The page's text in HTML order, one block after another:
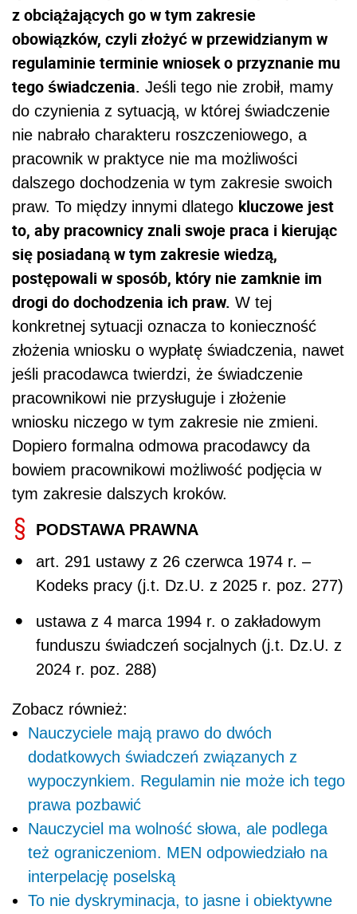
z obciążających go w tym zakresie
obowiązków, czyli złożyć w przewidzianym w
regulaminie terminie wniosek o przyznanie mu
tego świadczenia. Jeśli tego nie zrobił, mamy
do czynienia z sytuacją, w której świadczenie
nie nabrało charakteru roszczeniowego, a
pracownik w praktyce nie ma możliwości
dalszego dochodzenia w tym zakresie swoich
praw. To między innymi dlatego kluczowe jest
to, aby pracownicy znali swoje praca i kierując
się posiadaną w tym zakresie wiedzą,
postępowali w sposób, który nie zamknie im
drogi do dochodzenia ich praw. W tej
konkretnej sytuacji oznacza to konieczność
złożenia wniosku o wypłatę świadczenia, nawet
jeśli pracodawca twierdzi, że świadczenie
pracownikowi nie przysługuje i złożenie
wniosku niczego w tym zakresie nie zmieni.
Dopiero formalna odmowa pracodawcy da
bowiem pracownikowi możliwość podjęcia w
tym zakresie dalszych kroków.
PODSTAWA PRAWNA
art. 291 ustawy z 26 czerwca 1974 r. –
Kodeks pracy (j.t. Dz.U. z 2025 r. poz. 277)
ustawa z 4 marca 1994 r. o zakładowym
funduszu świadczeń socjalnych (j.t. Dz.U. z
2024 r. poz. 288)
Zobacz również:
Nauczyciele mają prawo do dwóch
dodatkowych świadczeń związanych z
wypoczynkiem. Regulamin nie może ich tego
prawa pozbawić
Nauczyciel ma wolność słowa, ale podlega
też ograniczeniom. MEN odpowiedziało na
interpelację poselską
To nie dyskryminacja, to jasne i obiektywne